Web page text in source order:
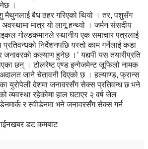
।
मैथुनलाई बैध ठहर गरिएको थियो । तर, पशुसँग
अवस्थामा मात्र यो लागू हन्थ्यो । जर्मन संसदीय
गोल्डकमानले स्थानीय एक समाचार पत्रलाई
निर्देशनपछि यस्तो काम गर्नेलाई कडा
जनावरको कल्याण हुनेछ ।’ यद्यपी यस तयारीप्रति
छन् । टोलरेष्ट एण्ड इन्गेजमेन्ट जूफिलो नामक
जाने चेतावनी दिएको छ । हल्याण्ड, फ्रान्स
युरोपेली देशमा जनावरसँग सेक्स प्रतिवन्ध छ भने
व्यवस्था रहेकोमा हाल घटाएर २ वर्ष जेल
र स्वीडेनमा भने जनावरसँग सेक्स गर्न
डट कमबाट